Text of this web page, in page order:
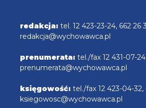
redakcja: tel. 12 423-23-24, 662 26
redakcja@wychowawca.pl
prenumerata: tel./fax 12 431-07-
prenumerata@wychowawca.pl
księgowość: tel./fax 12 423-04-32,
ksiegowosc@wychowawca.pl